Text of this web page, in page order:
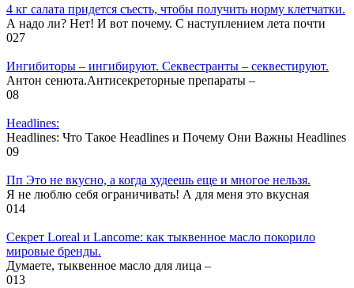
4 кг салата придется съесть, чтобы получить норму клетчатки.
А надо ли? Нет! И вот почему. С наступлением лета почти
027
Ингибиторы – ингибируют. Секвестранты – секвестируют.
Антон сенюта.Антисекреторные препараты –
08
Headlines:
Headlines: Что Такое Headlines и Почему Они Важны Headlines
09
Пп Это не вкусно, а когда худеешь еще и многое нельзя.
Я не люблю себя ограничивать! А для меня это вкусная
014
Секрет Loreal и Lancome: как тыквенное масло покорило
мировые бренды.
Думаете, тыквенное масло для лица –
013